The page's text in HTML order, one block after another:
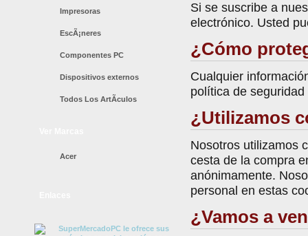
Impresoras
EscÃ¡neres
Componentes PC
Dispositivos externos
Todos Los ArtÃ­culos
Acer
Si se suscribe a
electrónico. Usted
¿Cómo
Cualquier
política de seguridad
¿Utilizamos
Nosotros utilizamos
cesta de la compra
anónimamente.
personal en estas
¿Vamos a